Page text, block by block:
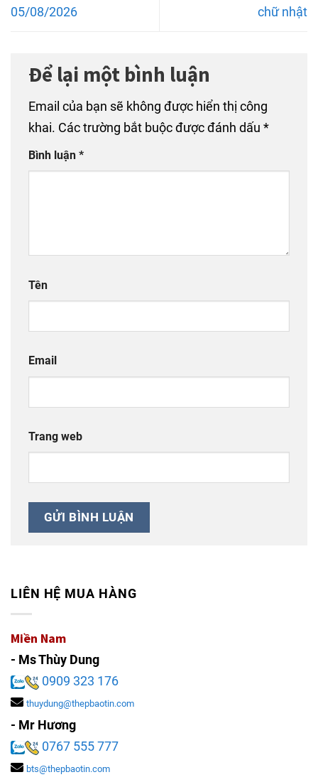
05/08/2026 chữ nhật
Để lại một bình luận
Email của bạn sẽ không được hiển thị công
khai. Các trường bắt buộc được đánh dấu *
Bình luận *
Tên
Email
Trang web
LIÊN HỆ MUA HÀNG
Miền Nam
- Ms Thùy Dung
0909 323 176
thuydung@thepbaotin.com
- Mr Hương
0767 555 777
bts@thepbaotin.com